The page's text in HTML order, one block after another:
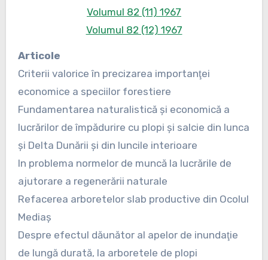
Volumul 82 (11) 1967
Volumul 82 (12) 1967
Articole
Criterii valorice în precizarea importanţei
economice a speciilor forestiere
Fundamentarea naturalistică şi economică a
lucrărilor de împădurire cu plopi şi salcie din lunca
şi Delta Dunării şi din luncile interioare
In problema normelor de muncă la lucrările de
ajutorare a regenerării naturale
Refacerea arboretelor slab productive din Ocolul
Mediaş
Despre efectul dăunător al apelor de inundaţie
de lungă durată, la arboretele de plopi